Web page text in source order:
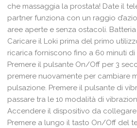
che massaggia la prostata! Date il
partner funziona con un raggio
aree aperte e senza ostacoli. Batteria
Caricare il Loki prima del primo
ricarica forniscono fino a 60 minuti di
Premere il pulsante On/Off per 3
premere nuovamente per cambiare
pulsazione. Premere il pulsante di
passare tra le 10 modalità di
Accendere il dispositivo da
Premere a lungo il tasto On/Off del